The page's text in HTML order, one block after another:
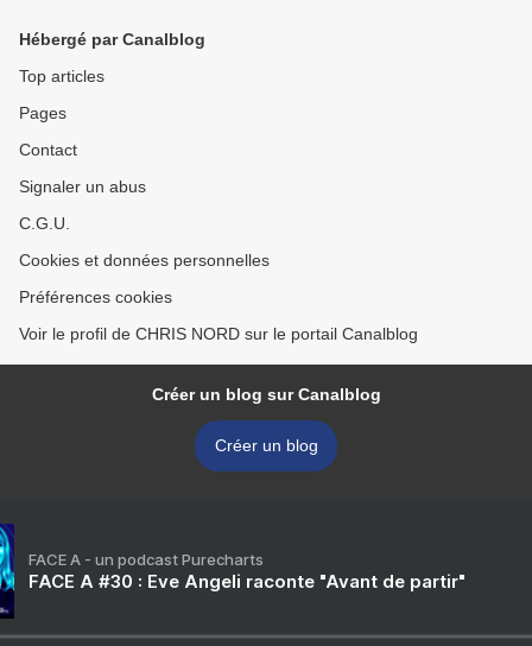
Hébergé par Canalblog
Top articles
Pages
Contact
Signaler un abus
C.G.U.
Cookies et données personnelles
Préférences cookies
Voir le profil de CHRIS NORD sur le portail Canalblog
Créer un blog sur Canalblog
Créer un blog
FACE A - un podcast Purecharts
FACE A #30 : Eve Angeli raconte "Avant de partir"